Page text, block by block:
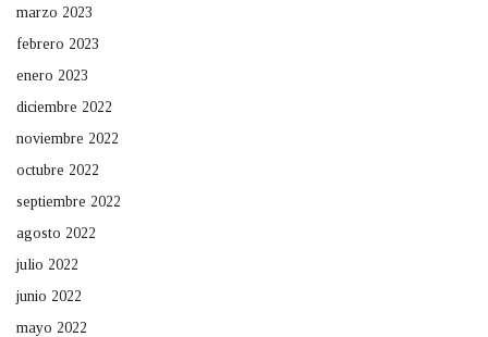
marzo 2023
febrero 2023
enero 2023
diciembre 2022
noviembre 2022
octubre 2022
septiembre 2022
agosto 2022
julio 2022
junio 2022
mayo 2022